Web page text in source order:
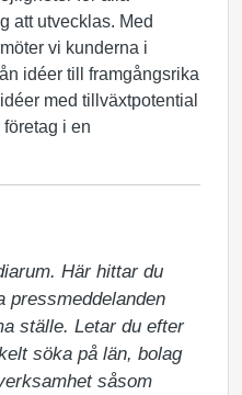
att utvecklas. Med
vi kunderna i
idéer till framgångsrika
med tillväxtpotential
i en
Här hittar du
pressmeddelanden
ställe. Letar du efter
söka på län, bolag
såsom